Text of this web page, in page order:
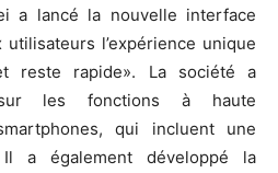
a lancé la nouvelle interface
l’expérience unique
reste rapide». La société a
les fonctions à haute
qui incluent une
a également développé la